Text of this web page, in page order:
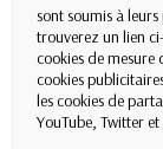
sont soumis à
trouverez un lien
cookies de mesure
cookies
les cookies de
YouTube, Twitter